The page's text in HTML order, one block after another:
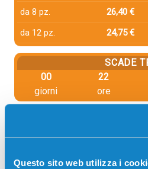
Questo sito web utilizza i
da 8 pz.
26,40 €
da 12 pz.
24,75 €
SCADE
00
giorni
22
ore
PUOI
PayPal